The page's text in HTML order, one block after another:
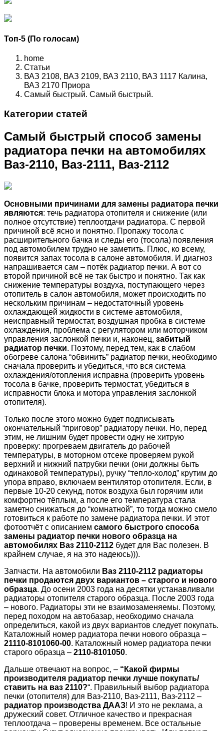
Топ-5 (По голосам)
home
Статьи
ВАЗ 2108, ВАЗ 2109, ВАЗ 2110, ВАЗ 1117 Калина,
ВАЗ 2170 Приора
Самый быстрый. Самый быстрый.
Категории статей
Самый быстрый способ замены
радиатора печки на автомобилях
Ваз-2110, Ваз-2111, Ваз-2112
Основными причинами для замены радиатора печки
являются: течь радиатора отопителя и снижение (или
полное отсутствие) теплоотдачи радиатора. С первой
причиной всё ясно и понятно. Пропажу тосола с
расширительного бачка и следы его (тосола) появления
под автомобилем трудно не заметить. Плюс, ко всему,
появится запах тосола в салоне автомобиля. И диагноз
напрашивается сам – потёк радиатор печки. А вот со
второй причиной всё не так быстро и понятно. Так как
снижение температуры воздуха, поступающего через
отопитель в салон автомобиля, может происходить по
нескольким причинам – недостаточный уровень
охлаждающей жидкости в системе автомобиля,
неисправный термостат, воздушная пробка в системе
охлаждения, проблема с регулятором или моторчиком
управления заслонкой печки и, наконец, забитый
радиатор печки. Поэтому, перед тем, как в слабом
обогреве салона “обвинить” радиатор печки, необходимо
сначала проверить и убедиться, что вся система
охлаждения/отопления исправна (проверить уровень
тосола в бачке, проверить термостат, убедиться в
исправности блока и мотора управления заслонкой
отопителя).
Только после этого можно будет подписывать
окончательный “приговор” радиатору печки. Но, перед
этим, не лишним будет провести одну не хитрую
проверку: прогреваем двигатель до рабочей
температуры, в моторном отсеке проверяем рукой
верхний и нижний патрубки печки (они должны быть
одинаковой температуры), ручку “тепло-холод” крутим до
упора вправо, включаем вентилятор отопителя. Если, в
первые 10-20 секунд, поток воздуха был горячим или
комфортно тёплым, а после его температура стала
заметно снижаться до “комнатной”, то тогда можно смело
готовиться к работе по замене радиатора печки. И этот
фотоотчёт с описанием самого быстрого способа
замены радиатор печки нового образца на
автомобилях Ваз 2110-2112 будет для Вас полезен. В
крайнем случае, я на это надеюсь))).
Запчасти. На автомобили Ваз 2110-2112 радиаторы
печки продаются двух вариантов – старого и нового
образца. До осени 2003 года на десятки устанавливали
радиаторы отопителя старого образца. После 2003 года
– нового. Радиаторы эти не взаимозаменяемы. Поэтому,
перед походом на автобазар, необходимо сначала
определиться, какой из двух вариантов следует покупать.
Каталожный номер радиатора печки нового образца –
21110-8101060-00. Каталожный номер радиатора печки
старого образца – 2110-8101050.
Дальше отвечают на вопрос, – “Какой фирмы
производителя радиатор печки лучше покупать/
ставить на ваз 2110?“. Правильный выбор радиатора
печки (отопителя) для Ваз-2110, Ваз-2111, Ваз-2112 –
радиатор производства ДААЗ! И это не реклама, а
дружеский совет. Отличное качество и прекрасная
теплоотдача – проверены временем. Все остальные